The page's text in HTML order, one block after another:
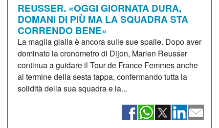
REUSSER. «OGGI GIORNATA DURA,
DOMANI DI PIÙ MA LA SQUADRA STA
CORRENDO BENE»
La maglia gialla è ancora sulle sue spalle. Dopo aver
dominato la cronometro di Dijon, Marlen Reusser
continua a guidare il Tour de France Femmes anche
al termine della sesta tappa, confermando tutta la
solidità della sua squadra e la...